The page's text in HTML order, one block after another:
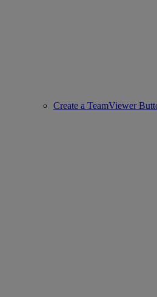
Create a TeamViewer